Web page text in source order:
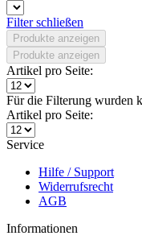
Filter schließen
Produkte anzeigen
Produkte anzeigen
Artikel pro Seite:
Für die Filterung wurden
Artikel pro Seite:
Service
Hilfe / Support
Widerrufsrecht
AGB
Informationen